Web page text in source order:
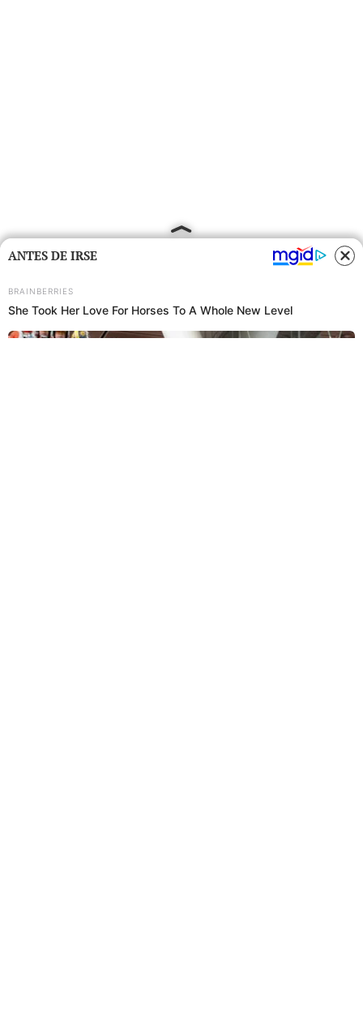
ANTES DE IRSE